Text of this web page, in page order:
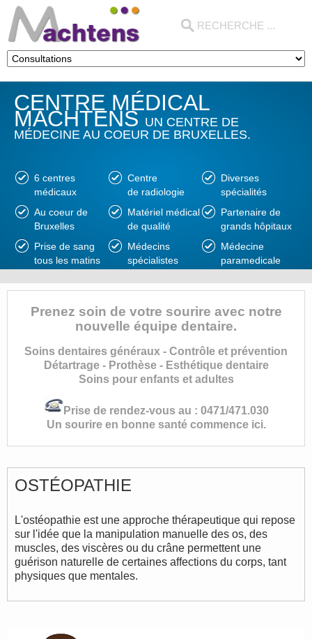
CENTRE MÉDICAL
MACHTENSUN CENTRE DE
MÉDECINE AU COEUR DE BRUXELLES.
6 centres
médicaux
Au coeur de
Bruxelles
Prise de sang
tous les matins
Centre
de radiologie
Matériel médical
de qualité
Médecins
spécialistes
Diverses
spécialités
Partenaire de
grands hôpitaux
Médecine
paramedicale
Prenez soin de votre sourire avec notre
nouvelle équipe dentaire.
Soins dentaires généraux - Contrôle et prévention
Détartrage - Prothèse - Esthétique dentaire
Soins pour enfants et adultes
Prise de rendez-vous au : 0471/471.030
Un sourire en bonne santé commence ici.
OSTÉOPATHIE
L'ostéopathie est une approche thérapeutique qui repose
sur l'idée que la manipulation manuelle des os, des
muscles, des viscères ou du crâne permettent une
guérison naturelle de certaines affections du corps, tant
physiques que mentales.